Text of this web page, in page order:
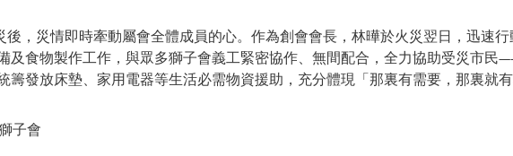
後，災情即時牽動屬會全體成員的心。作為創會會長，林曄於火災翌日，迅速
及食物製作工作，與眾多獅子會義工緊密協作、無間配合，全力協助受災市民
籌發放床墊、家用電器等生活必需物資援助，充分體現「那裏有需要，那裏就有
子會